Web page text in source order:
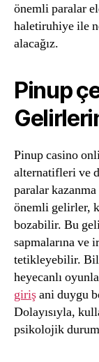
önemli paralar
haletiruhiye ile
alacağız.
Pinup
Pinup casino
alternatifleri ve
paralar
önemli gelirler,
bozabilir. Bu
sapmalarına ve
tetikleyebilir.
heyecanlı
girişani duygu
Dolayısıyla,
psikolojik